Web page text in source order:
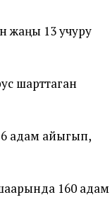
жаңы 13 учуру
шарттаган
адам айыгып,
160 адам